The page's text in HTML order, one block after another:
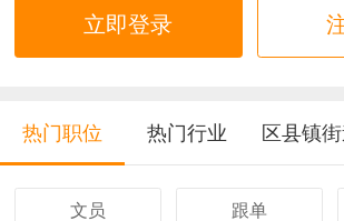
立即登录
热门职位 热门行业 区县镇
文员 跟单